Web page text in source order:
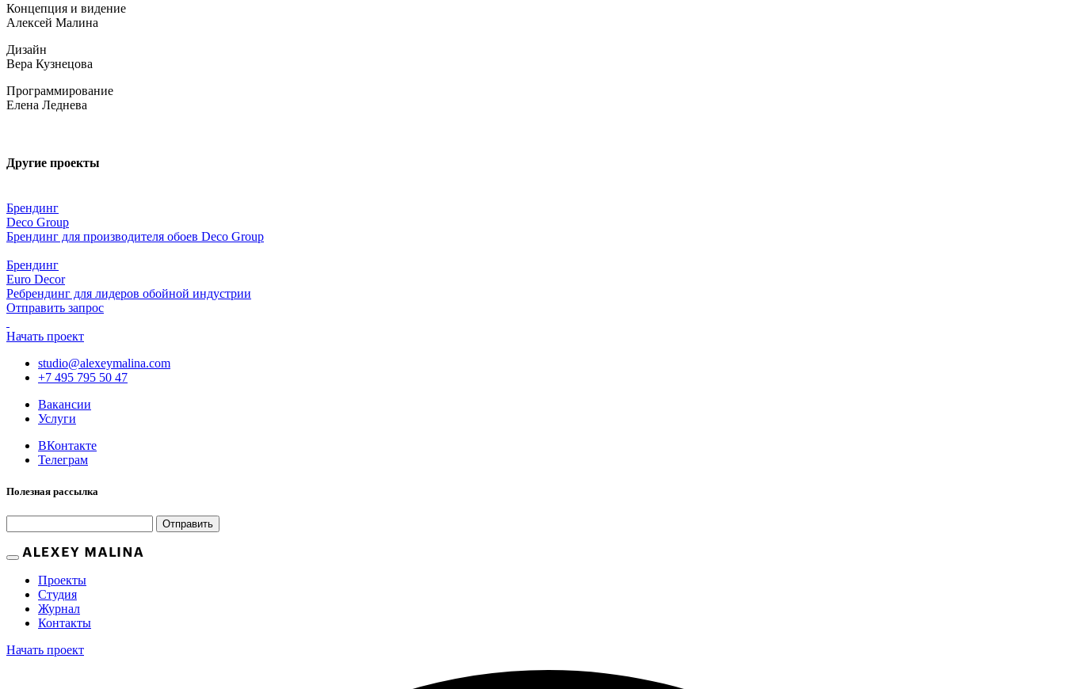
Концепция и видение
Алексей Малина
Дизайн
Вера Кузнецова
Программирование
Елена Леднева
Другие проекты
Брендинг
Deco Group
Брендинг для производителя обоев Deco Group
Брендинг
Euro Decor
Ребрендинг для лидеров обойной индустрии
Отправить запрос
Начать проект
studio@alexeymalina.com
+7 495 795 50 47
Вакансии
Услуги
ВКонтакте
Телеграм
Полезная рассылка
Отправить
Проекты
Студия
Журнал
Контакты
Начать проект